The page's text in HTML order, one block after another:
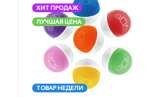
ХИТ ПРОДАЖ
ЛУЧШАЯ ЦЕНА
ТОВАР НЕДЕЛИ